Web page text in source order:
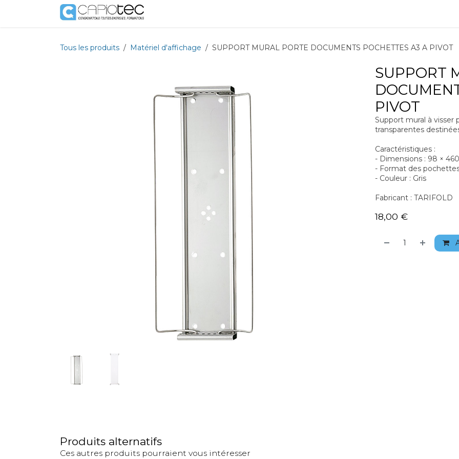
Se rendre au contenu
Tous les produits Matériel d'affichage SUPPORT MURAL PORTE DOCUMENTS POCHETTES A3 A PIVOT
SUPPORT
PIVOT
Support mural à visser
transparentes
Caractéristiques :
- Dimensions : 98 ×
- Format des
- Couleur : Gris
Fabricant : TARIFOLD
18,00 €
Produits alternatifs
Ces autres produits pourraient vous intéresser